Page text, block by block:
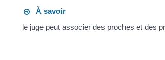
À savoir
le juge peut associer des proches et des